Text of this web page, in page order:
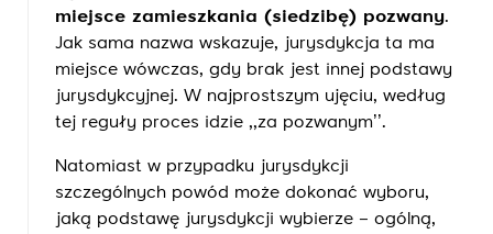
miejsce zamieszkania (siedzibę) pozwany.
Jak sama nazwa wskazuje, jurysdykcja ta ma
miejsce wówczas, gdy brak jest innej podstawy
jurysdykcyjnej. W najprostszym ujęciu, według
tej reguły proces idzie ,,za pozwanym’’.
Natomiast w przypadku jurysdykcji
szczególnych powód może dokonać wyboru,
jaką podstawę jurysdykcji wybierze – ogólną,